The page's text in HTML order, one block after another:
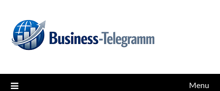
content
Business-Telegramm
Menu